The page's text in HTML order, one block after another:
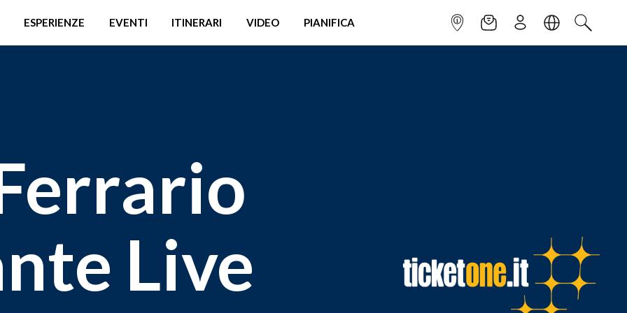
ESPERIENZE EVENTI ITINERARI VIDEO PIANIFICA INFOPOINTNEWSLETTER
ISCRIVITILINGUACERCA
Live